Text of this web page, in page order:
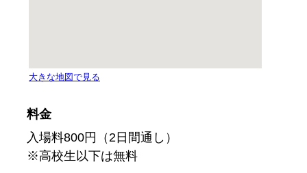
料金
入場料800円（2日間通し）
※高校生以下は無料